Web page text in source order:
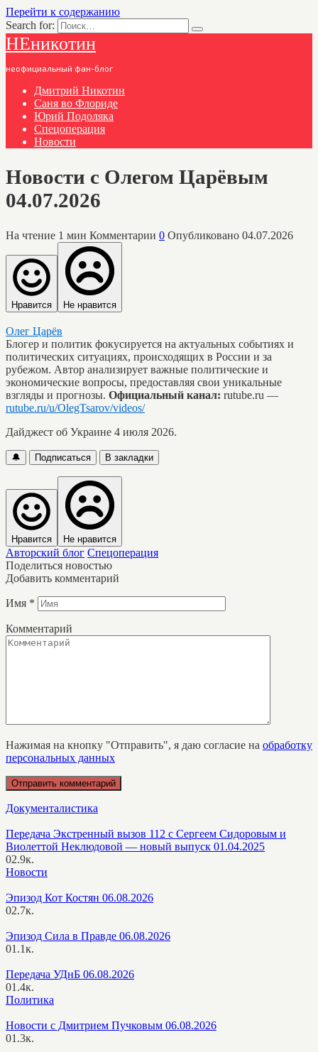
Перейти к содержанию
Search for:
НЕникотин
неофициальный фан-блог
Дмитрий Никотин
Саня во Флориде
Юрий Подоляка
Спецоперация
Новости
Новости с Олегом Царёвым
04.07.2026
На чтение 1 мин Комментарии 0 Опубликовано 04.07.2026
Нравится Не нравится
Олег Царёв
Блогер и политик фокусируется на актуальных событиях и
политических ситуациях, происходящих в России и за
рубежом. Автор анализирует важные политические и
экономические вопросы, предоставляя свои уникальные
взгляды и прогнозы. Официальный канал: rutube.ru —
rutube.ru/u/OlegTsarov/videos/
Дайджест об Украине 4 июля 2026.
🔔 Подписаться В закладки
Нравится Не нравится
Авторский блог Спецоперация
Поделиться новостью
Добавить комментарий
Имя *
Комментарий
Нажимая на кнопку "Отправить", я даю согласие на обработку
персональных данных
Документалистика
Передача Экстренный вызов 112 с Сергеем Сидоровым и
Виолеттой Неклюдовой — новый выпуск 01.04.2025
02.9к.
Новости
Эпизод Кот Костян 06.08.2026
02.7к.
Эпизод Сила в Правде 06.08.2026
01.1к.
Передача УДнБ 06.08.2026
01.4к.
Политика
Новости с Дмитрием Пучковым 06.08.2026
01.3к.